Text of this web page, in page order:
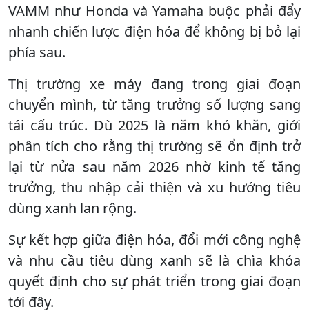
VAMM như Honda và Yamaha buộc phải đẩy
nhanh chiến lược điện hóa để không bị bỏ lại
phía sau.
Thị trường xe máy đang trong giai đoạn
chuyển mình, từ tăng trưởng số lượng sang
tái cấu trúc. Dù 2025 là năm khó khăn, giới
phân tích cho rằng thị trường sẽ ổn định trở
lại từ nửa sau năm 2026 nhờ kinh tế tăng
trưởng, thu nhập cải thiện và xu hướng tiêu
dùng xanh lan rộng.
Sự kết hợp giữa điện hóa, đổi mới công nghệ
và nhu cầu tiêu dùng xanh sẽ là chìa khóa
quyết định cho sự phát triển trong giai đoạn
tới đây.